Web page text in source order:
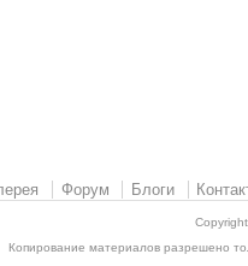
Форум Блоги
Копирование материалов разрешено